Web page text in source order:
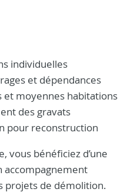
individuelles
et dépendances
moyennes habitations
des gravats
pour reconstruction
vous bénéficiez d’une
accompagnement
projets de démolition.